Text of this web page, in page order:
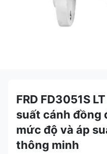
FRD FD3051S
suất cánh đồng
mức độ và áp
thông minh